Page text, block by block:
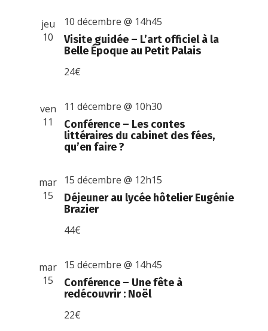
jeu
10
Visite guidée – L’art officiel à la
Belle Époque au Petit Palais
10 décembre @ 14h45
24€
ven
11
Conférence – Les contes
littéraires du cabinet des fées,
qu’en faire ?
11 décembre @ 10h30
mar
15
Déjeuner au lycée hôtelier Eugénie
Brazier
15 décembre @ 12h15
44€
mar
15
Conférence – Une fête à
redécouvrir : Noël
15 décembre @ 14h45
22€